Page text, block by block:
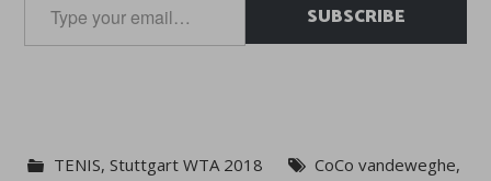
your
email…
SUBSCRIBE
TENIS,Stuttgart WTA 2018 CoCo vandeweghe,